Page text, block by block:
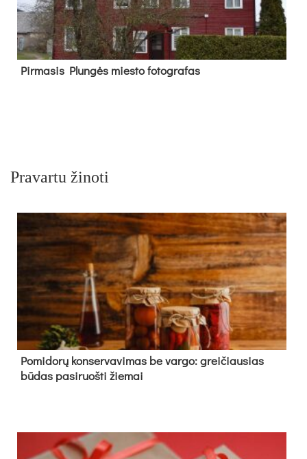
Pir­ma­sis Plun­gės mies­to fo­tog­ra­fas
Pravartu žinoti
Pomidorų konservavimas be vargo: greičiausias
būdas pasiruošti žiemai